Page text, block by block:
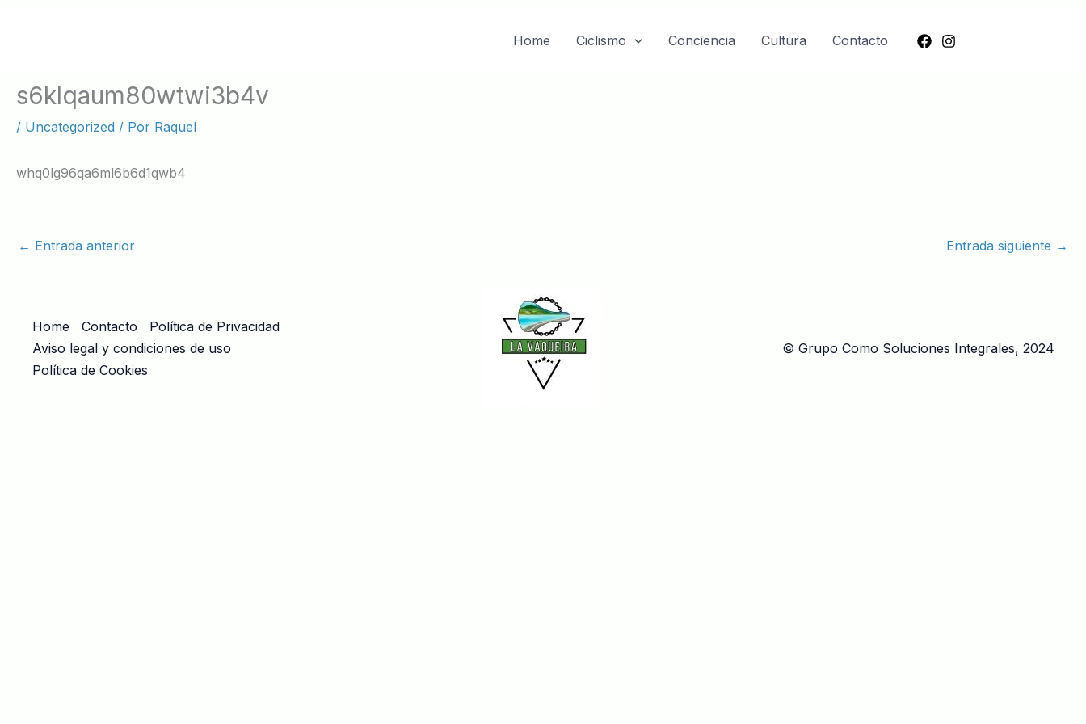
Home Ciclismo Conciencia Cultura Contacto
s6klqaum80wtwi3b4v
/ Uncategorized / Por Raquel
whq0lg96qa6ml6b6d1qwb4
← Entrada anterior Entrada siguiente →
Home Contacto
Política de Privacidad
Aviso legal y condiciones de uso
Política de Cookies
© Grupo Como Soluciones Integrales, 2024